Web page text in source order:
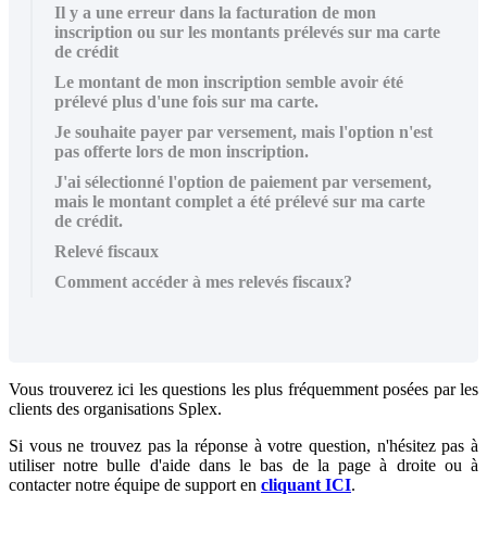
Il y a une erreur dans la facturation de mon
inscription ou sur les montants prélevés sur ma carte
de crédit
Le montant de mon inscription semble avoir été
prélevé plus d'une fois sur ma carte.
Je souhaite payer par versement, mais l'option n'est
pas offerte lors de mon inscription.
J'ai sélectionné l'option de paiement par versement,
mais le montant complet a été prélevé sur ma carte
de crédit.
Relevé fiscaux
Comment accéder à mes relevés fiscaux?
Vous trouverez ici les questions les plus fréquemment posées par les
clients des organisations Splex.
Si vous ne trouvez pas la réponse à votre question, n'hésitez pas à
utiliser notre bulle d'aide dans le bas de la page à droite ou à
contacter notre équipe de support en cliquant ICI.